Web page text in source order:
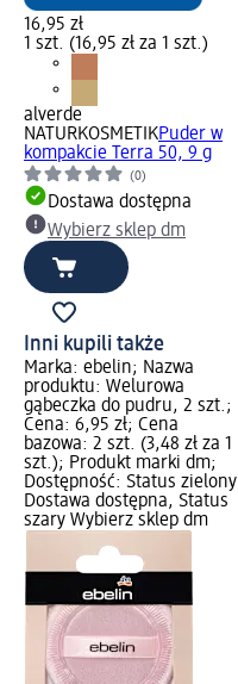
16,95 zł
1 szt. (16,95 zł za 1 szt.)
alverde
NATURKOSMETIKPuder w
kompakcie Terra 50, 9 g
(0)
Dostawa dostępna
Wybierz sklep dm
Inni kupili także
Marka: ebelin; Nazwa
produktu: Welurowa
gąbeczka do pudru, 2 szt.;
Cena: 6,95 zł; Cena
bazowa: 2 szt. (3,48 zł za 1
szt.); Produkt marki dm;
Dostępność: Status zielony
Dostawa dostępna, Status
szary Wybierz sklep dm